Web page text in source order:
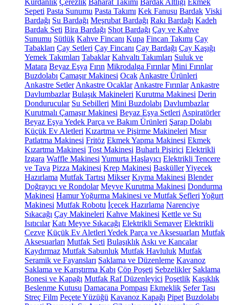
Kürdanlık Çerezlik Baharat Takımı Bardak Altlığı Ekmek
Sepeti Pasta Sunumu Pasta Takımı Kek Fanusu Bardak Viski
Bardağı Su Bardağı Meşrubat Bardağı Rakı Bardağı Kadeh
Bardak Seti Bira Bardağı Shot Bardağı Çay ve Kahve
Sunumu Sütlük Kahve Fincanı Kupa Fincan Takımı Çay
Tabakları Çay Setleri Çay Fincanı Çay Bardağı Çay Kaşığı
Yemek Takımları Tabaklar Kahvaltı Takımları Suluk ve
Matara Beyaz Eşya Fırın Mikrodalga Fırınlar Mini Fırınlar
Buzdolabı Çamaşır Makinesi Ocak Ankastre Ürünleri
Ankastre Setler Ankastre Ocaklar Ankastre Fırınlar Ankastre
Davlumbazlar Bulaşık Makineleri Kurutma Makinesi Derin
Dondurucular Su Sebilleri Mini Buzdolabı Davlumbazlar
Kurutmalı Çamaşır Makinesi Beyaz Eşya Setleri Aspiratörler
Beyaz Eşya Yedek Parça ve Bakım Ürünleri Şarap Dolabı
Küçük Ev Aletleri Kızartma ve Pişirme Makineleri Mısır
Patlatma Makinesi Fritöz Ekmek Yapma Makinesi Ekmek
Kızartma Makinesi Tost Makinesi Buharlı Pişirici Elektrikli
Izgara Waffle Makinesi Yumurta Haşlayıcı Elektrikli Tencere
ve Tava Pizza Makinesi Krep Makinesi BasküllerYiyecek
Hazırlama Mutfak Tartısı Mikser Kıyma Makinesi Blender
Doğrayıcı ve Rondolar Meyve Kurutma Makinesi Dondurma
Makinesi Hamur Yoğurma Makinesi ve Mutfak Şefleri Yoğurt
Makinesi Mutfak Robotu İçecek Hazırlama Narenciye
Sıkacağı Çay Makineleri Kahve Makinesi Kettle ve Su
Isıtıcılar Katı Meyve Sıkacağı Elektrikli Semaver Elektrikli
Cezve Küçük Ev Aletleri Yedek Parça ve Aksesuarları Mutfak
Aksesuarları Mutfak Seti Bulaşıklık Askı ve Kancalar
Kaydırmaz Mutfak Sabunluk Mutfak Havluluk Mutfak
Seramik ve Fayansları Saklama ve Düzenleme Kavanoz
Saklama ve Karıştırma Kabı Çöp Poşeti Sebzelikler Saklama
Bonesi ve Kapağı Mutfak Raf Düzenleyici Poşetlik Kaşıklık
Beslenme Kutusu Damacana Pompası Ekmeklik Sefer Tası
Streç Film Peçete Yüzüğü Kavanoz Kapağı Pipet Buzdolabı